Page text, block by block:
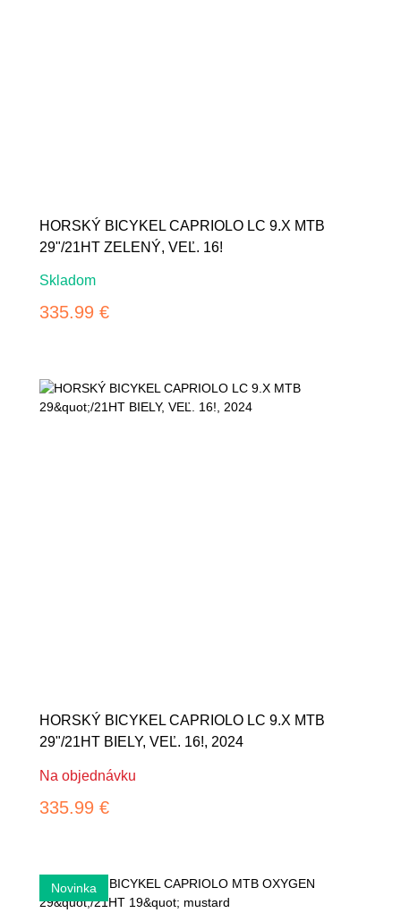
HORSKÝ BICYKEL CAPRIOLO LC 9.X MTB
29"/21HT ZELENÝ, VEĽ. 16!
Skladom
335.99 €
HORSKÝ BICYKEL CAPRIOLO LC 9.X MTB
29"/21HT BIELY, VEĽ. 16!, 2024
Na objednávku
335.99 €